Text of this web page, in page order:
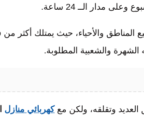
مدار الــ 24 ساعة.
المناطق والأحياء، حيث يمتلك أكثر
والشعبية المطلوبة.
العديد وتقلقه، ولكن معكهربائي منازل